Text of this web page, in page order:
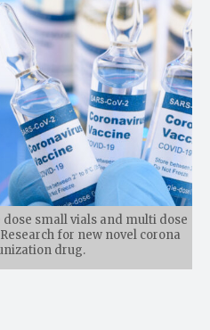
dose small vials and multi dose
for new novel corona
drug.